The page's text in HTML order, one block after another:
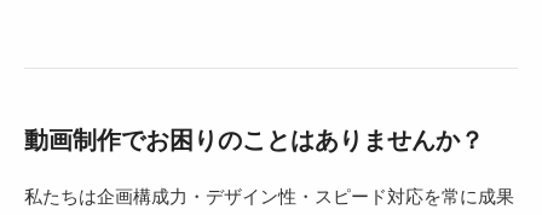
動画制作でお困りのことはありませんか？
私たちは企画構成力・デザイン性・スピード対応を常に成果